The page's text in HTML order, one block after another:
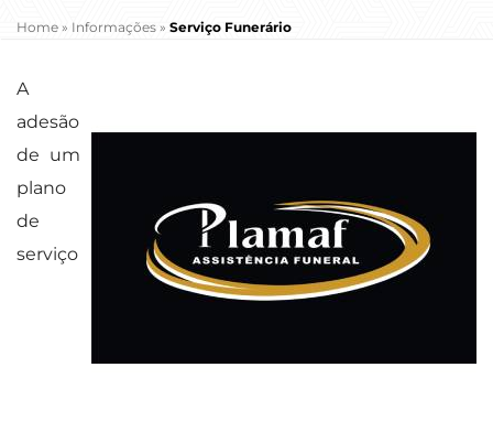
Home » Informações » Serviço Funerário
A
adesão
de um
plano
de
serviço